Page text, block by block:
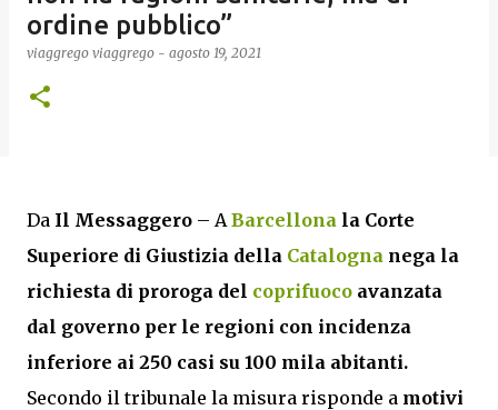
ordine pubblico”
viaggrego viaggrego - agosto 19, 2021
Da Il Messaggero – ABarcellona la Corte
Superiore di Giustizia della Catalogna nega la
richiesta di proroga del coprifuoco avanzata
dal governo per le regioni con incidenza
inferiore ai 250 casi su 100 mila abitanti.
Secondo il tribunale la misura risponde a motivi